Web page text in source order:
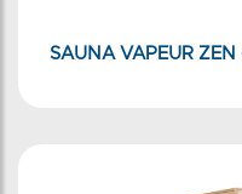
SAUNA VAPEUR ZEN